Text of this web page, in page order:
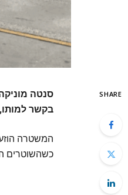
SHARE
סנטה
בקשר
כשהשוטרים הגיעו לשם,